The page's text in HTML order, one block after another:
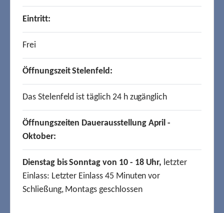
Eintritt:
Frei
Öffnungszeit Stelenfeld:
Das Stelenfeld ist täglich 24 h zugänglich
Öffnungszeiten Dauerausstellung April -
Oktober:
Dienstag bis Sonntag von 10 - 18 Uhr, letzter
Einlass: Letzter Einlass 45 Minuten vor
Schließung, Montags geschlossen